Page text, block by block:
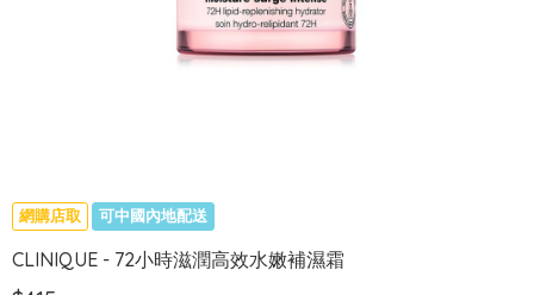
網購店取 可中國內地配送
CLINIQUE - 72小時滋潤高效水嫩補濕霜